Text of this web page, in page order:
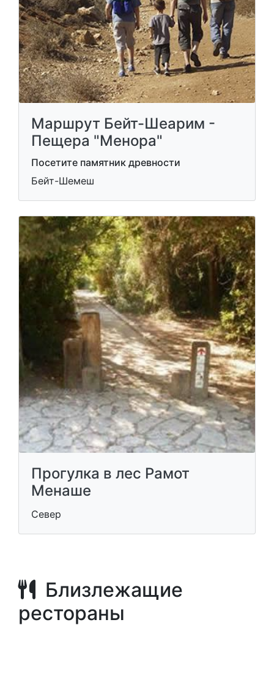
Маршрут Бейт-Шеарим -
Пещера "Менора"
Посетите памятник древности
Бейт-Шемеш
Прогулка в лес Рамот
Менаше
Север
Близлежащие
рестораны